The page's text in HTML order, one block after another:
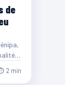
de
2 min